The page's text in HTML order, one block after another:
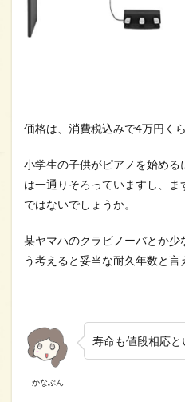
価格は、消費税込みで4万円くら
小学生の子供がピアノを始め
は一通りそろっていますし、
ではないでしょうか。
某ヤマハのクラビノーバとか
う考えると妥当な耐久年数と言
かなぶん
寿命も値段相応と